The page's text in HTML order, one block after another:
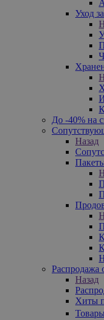
Уход
До -40% на
Назад
Распродажа
Назад
Хиты